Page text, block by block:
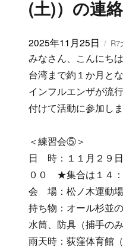
(土)）の連絡
投
稿
日:
2025年11月25日
カ
テ
ゴ
リ
ー
R7
みなさん、こんにちは
台湾まで約１か月とな
インフルエンザが流
付けて活動に参加し
＜練習会⑤＞
日 時：１１月２９日
００ ★集合は１４
会 場：松ノ木運動場
持ち物：オール杉並
水筒、防具（捕手のみ
雨天時：荻窪体育館（